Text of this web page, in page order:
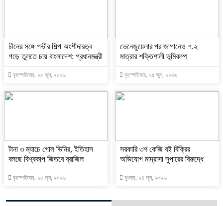
চীনের সঙ্গে গভীর শিল্প অংশীদারত্ব
গড়ে তুলতে চায় বাংলাদেশ: প্রধানমন্ত্রী
বৃহস্পতিবার, ২৫ জুন, ২০২৬
ভেনেজুয়েলার পর জাপানেও ৭.২
মাত্রার শক্তিশালী ভূমিকম্প
বৃহস্পতিবার, ২৫ জুন, ২০২৬
টানা ৩ ম্যাচে গোল ভিনির, ইতিহাস
বলছে বিশ্বকাপ জিতবে ব্রাজিল
বৃহস্পতিবার, ২৫ জুন, ২০২৬
সরকারি ৩শ কেজি বই বিক্রির
অভিযোগ মাদ্রাসা সুপারের বিরুদ্ধে
বুধবার, ২৪ জুন, ২০২৬